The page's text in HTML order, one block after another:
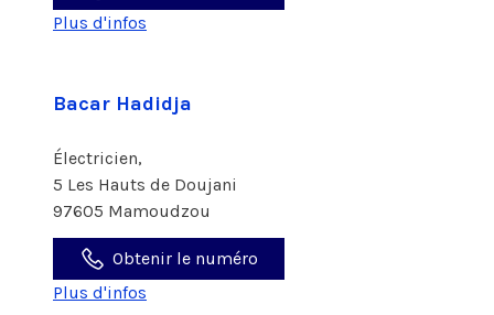
Plus d'infos
Bacar Hadidja
Électricien,
5 Les Hauts de Doujani
97605 Mamoudzou
Obtenir le numéro
Plus d'infos